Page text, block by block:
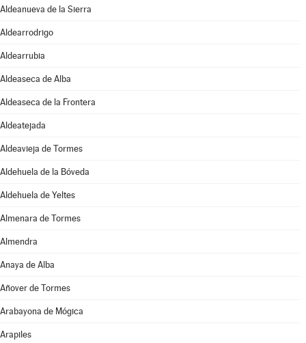
Aldeanueva de la Sierra
Aldearrodrigo
Aldearrubia
Aldeaseca de Alba
Aldeaseca de la Frontera
Aldeatejada
Aldeavieja de Tormes
Aldehuela de la Bóveda
Aldehuela de Yeltes
Almenara de Tormes
Almendra
Anaya de Alba
Añover de Tormes
Arabayona de Mógica
Arapiles